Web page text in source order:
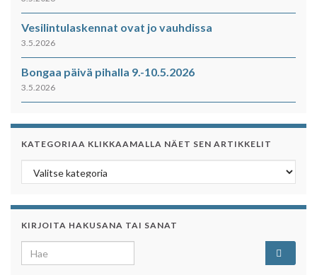
Vesilintulaskennat ovat jo vauhdissa
3.5.2026
Bongaa päivä pihalla 9.-10.5.2026
3.5.2026
KATEGORIAA KLIKKAAMALLA NÄET SEN ARTIKKELIT
Kategoriaa klikkaamalla näet sen artikkelit
KIRJOITA HAKUSANA TAI SANAT
Search for: